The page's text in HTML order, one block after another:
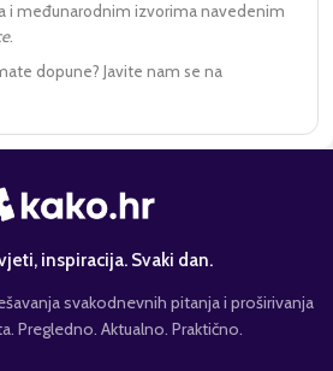
i međunarodnim izvorima navedenim
.
dopune? Javite nam se na
inspiracija. Svaki dan.
svakodnevnih pitanja i proširivanja
Pregledno. Aktualno. Praktično.